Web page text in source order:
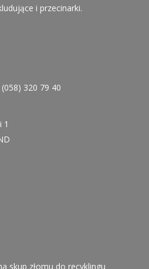
i przecinarki.
320 79 40
1
skup złomu do recyklingu